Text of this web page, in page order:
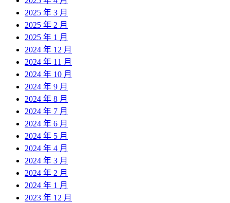
2025 年 3 月
2025 年 2 月
2025 年 1 月
2024 年 12 月
2024 年 11 月
2024 年 10 月
2024 年 9 月
2024 年 8 月
2024 年 7 月
2024 年 6 月
2024 年 5 月
2024 年 4 月
2024 年 3 月
2024 年 2 月
2024 年 1 月
2023 年 12 月